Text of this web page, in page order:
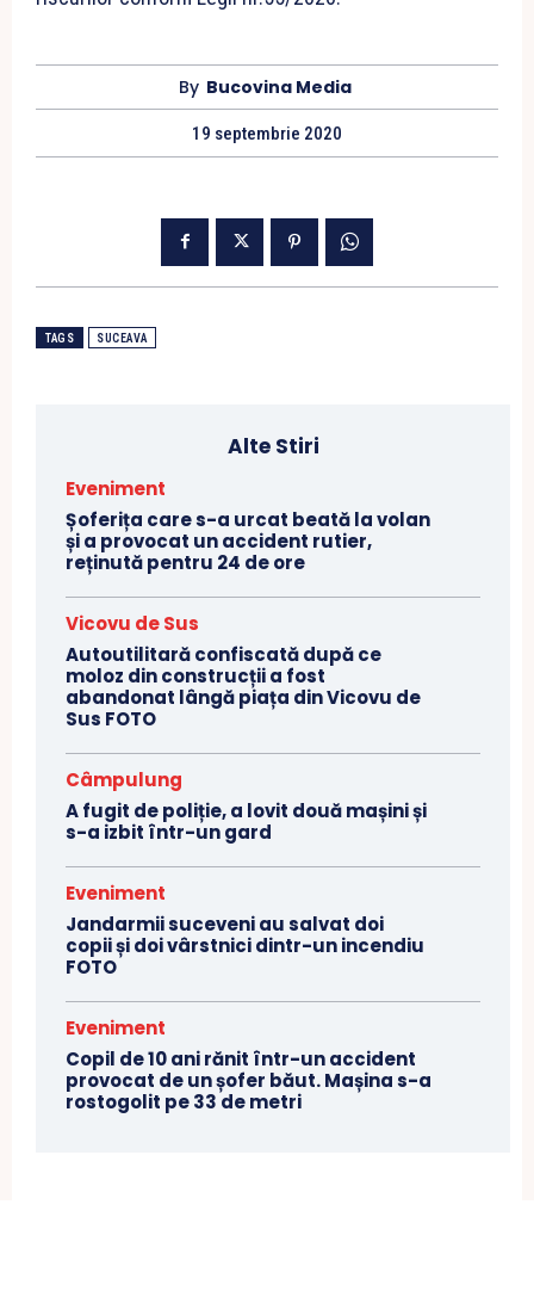
By Bucovina Media
19 septembrie 2020
TAGS SUCEAVA
Alte Stiri
Eveniment
Șoferița care s-a urcat beată la volan
și a provocat un accident rutier,
reținută pentru 24 de ore
Vicovu de Sus
Autoutilitară confiscată după ce
moloz din construcții a fost
abandonat lângă piața din Vicovu de
Sus FOTO
Câmpulung
A fugit de poliție, a lovit două mașini și
s-a izbit într-un gard
Eveniment
Jandarmii suceveni au salvat doi
copii și doi vârstnici dintr-un incendiu
FOTO
Eveniment
Copil de 10 ani rănit într-un accident
provocat de un șofer băut. Mașina s-a
rostogolit pe 33 de metri